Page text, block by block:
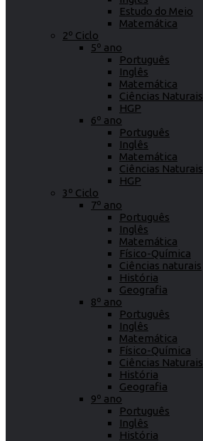
Estudo do Meio
Matemática
2º Ciclo
5º ano
Português
Inglês
Matemática
Ciências Naturais
HGP
6º ano
Português
Inglês
Matemática
Ciências Naturais
HGP
3º Ciclo
7º ano
Português
Inglês
Matemática
Físico-Química
Ciências naturais
História
Geografia
8º ano
Português
Inglês
Matemática
Físico-Química
Ciências Naturais
História
Geografia
9º ano
Português
Inglês
História